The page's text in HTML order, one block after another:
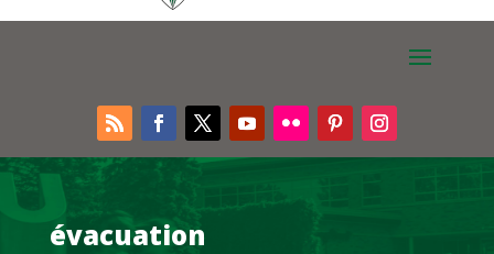
évacuation